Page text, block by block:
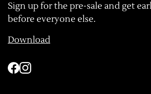
Sign up for the pre-sale and get
before everyone else.
Download